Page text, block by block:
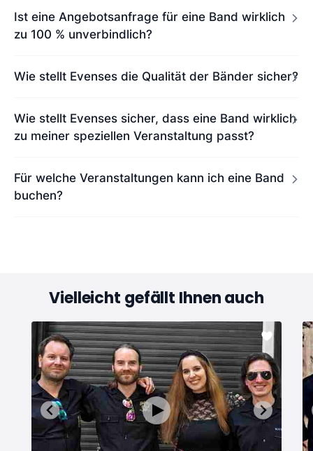
Ist eine Angebotsanfrage für eine Band wirklich
zu 100 % unverbindlich?
Wie stellt Evenses die Qualität der Bänder sicher?
Wie stellt Evenses sicher, dass eine Band wirklich
zu meiner speziellen Veranstaltung passt?
Für welche Veranstaltungen kann ich eine Band
buchen?
Vielleicht gefällt Ihnen auch